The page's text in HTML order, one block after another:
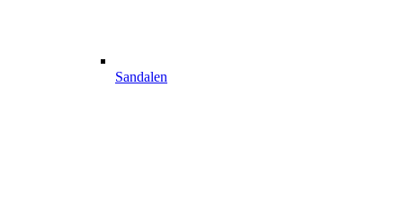
Sandalen